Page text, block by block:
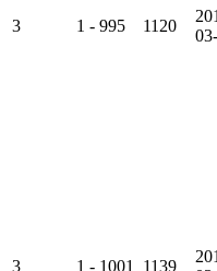
3 1 - 995 1120
3 1 - 1001 1139